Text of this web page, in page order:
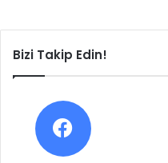
Bizi Takip Edin!